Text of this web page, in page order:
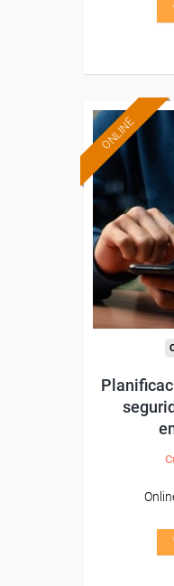
ONLINE
Para
trabajadores
-Servicios